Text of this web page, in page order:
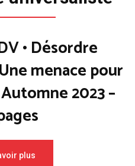
• Désordre
menace pour
2023 –
plus